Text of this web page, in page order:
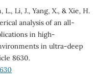
L., Li, J., Yang, X., & Xie, H.
analysis of an all-
in high-
in ultra-deep
8630.